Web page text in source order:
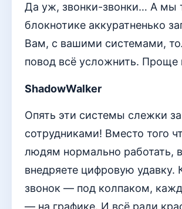
Да уж, звонки-звонки… А мы
блокнотике аккуратненько
Вам, с вашими системами,
повод всё усложнить. Проще
ShadowWalker
Опять эти системы слежки за
сотрудниками! Вместо того
людям нормально работать,
внедряете цифровую
звонок — под колпаком,
— на графике. И всё ради